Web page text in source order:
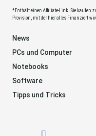
*Enthält einen Affiliate-Link. Sie kaufen
Provision, mit der hier alles Finanziert
News
PCs und Computer
Notebooks
Software
Tipps und Tricks